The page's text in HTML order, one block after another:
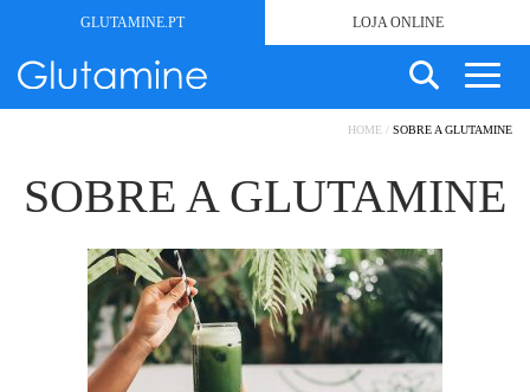
GLUTAMINE.PT LOJA ONLINE
RECEITAS
METABÓLICAS
NUTRIÇÃO CLÍNICA
HOME / SOBRE A GLUTAMINE
SOBRE A GLUTAMINE